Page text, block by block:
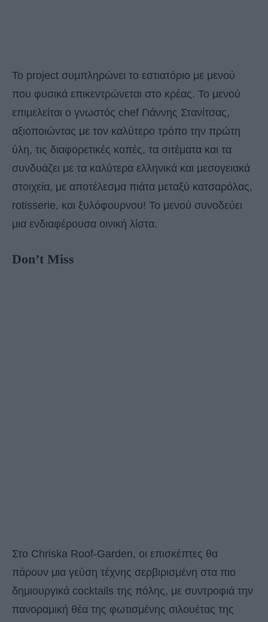
Το project συμπληρώνει το εστιατόριο με μενού
που φυσικά επικεντρώνεται στο κρέας. Το μενού
επιμελείται ο γνωστός chef Γιάννης Στανίτσας,
αξιοποιώντας με τον καλύτερο τρόπο την πρώτη
ύλη, τις διαφορετικές κοπές, τα σιτέματα και τα
συνδυάζει με τα καλύτερα ελληνικά και μεσογειακά
στοιχεία, με αποτέλεσμα πιάτα μεταξύ κατσαρόλας,
rotisserie, και ξυλόφουρνου! Το μενού συνοδεύει
μια ενδιαφέρουσα οινική λίστα.
Don’t Miss
Στο Chriska Roof-Garden, οι επισκέπτες θα
πάρουν μια γεύση τέχνης σερβιρισμένη στα πιο
δημιουργικά cocktails της πόλης, με συντροφιά την
πανοραμική θέα της φωτισμένης σιλουέτας της